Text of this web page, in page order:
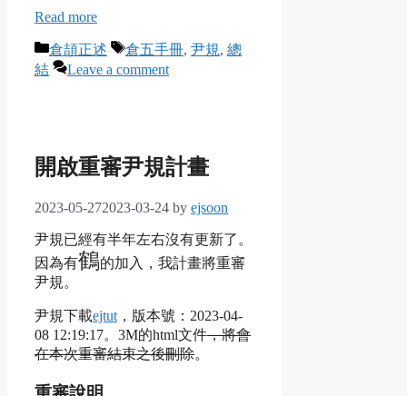
Read more
Categories
倉頡正述 Tags
倉五手冊, 尹規, 總
結
Leave a comment
開啟重審尹規計畫
2023-05-272023-03-24 by ejsoon
尹規已經有半年左右沒有更新了。
因為有鶴的加入，我計畫將重審
尹規。
尹規下載ejtut ， 版本號：2023-04-
08 12:19:17。3M的html文件，將會
在本次重審結束之後刪除。